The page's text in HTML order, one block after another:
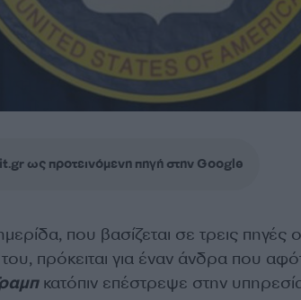
ως προτεινόμενη πηγή στην Google
που βασίζεται σε τρεις πηγές
πρόκειται για έναν άνδρα που
κατόπιν επέστρεψε στην